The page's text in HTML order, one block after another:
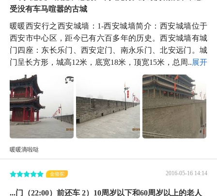
受没有车马喧嚣的古城
暖暖西安行之西安城墙：1-西安城墙简介：西安城墙位于
西安市中心区，距今已有六百多年的历史。西安城墙有城
门四座：东长乐门、西安定门、南永乐门、北安远门。城
门呈长方形，城高12米，底宽18米，顶宽15米，总周...展开
暖暖滴啦哒
2016-05-16 14:14
金骆驼
...门（22:00）前还车 2）10周岁以下和60周岁以上的老人